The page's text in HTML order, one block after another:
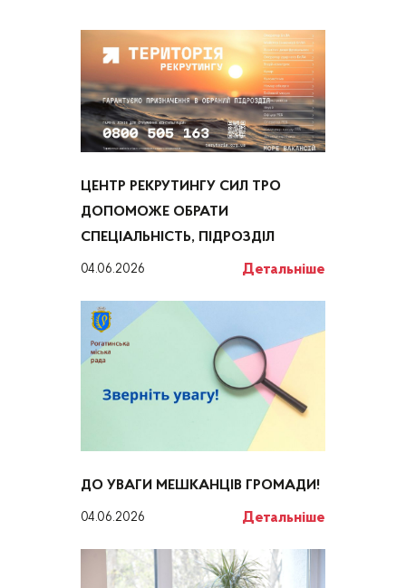
ЦЕНТР РЕКРУТИНГУ СИЛ ТРО
ДОПОМОЖЕ ОБРАТИ
СПЕЦІАЛЬНІСТЬ, ПІДРОЗДІЛ
04.06.2026 Детальніше
ДО УВАГИ МЕШКАНЦІВ ГРОМАДИ!
04.06.2026 Детальніше